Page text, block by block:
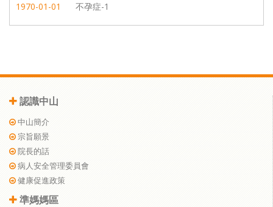
1970-01-01 不孕症-1
認識中山
中山簡介
宗旨願景
院長的話
病人安全管理委員會
健康促進政策
準媽媽區